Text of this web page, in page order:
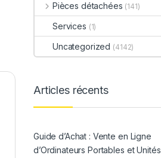
Pièces détachées (141)
Services (1)
Uncategorized (4142)
Articles récents
Guide d’Achat : Vente en Ligne
d’Ordinateurs Portables et Unités